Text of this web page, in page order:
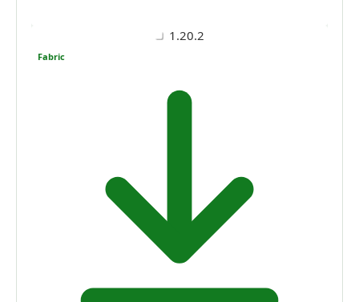
1.20.2
Fabric